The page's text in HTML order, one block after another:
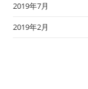
2019年7月
2019年2月